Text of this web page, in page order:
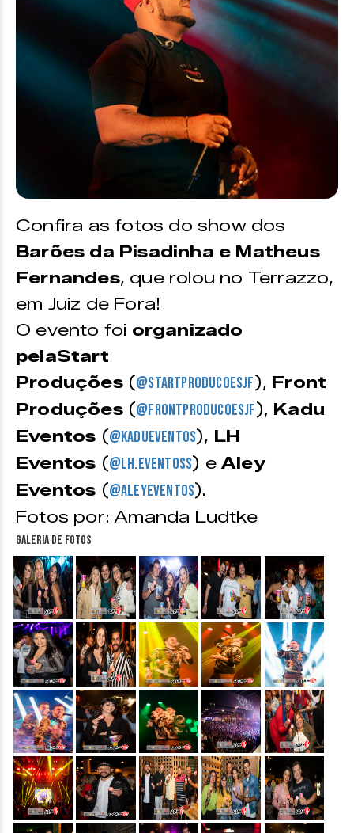
Confira as fotos do show dos
Barões da Pisadinha e Matheus
Fernandes, que rolou no Terrazzo,
em Juiz de Fora!
O evento foi organizado
pelaStart
Produções(@startproducoesjf), Front
Produções(@frontproducoesjf), Kadu
Eventos (@kadueventos), LH
Eventos (@lh.eventoss) eAley
Eventos (@aleyeventos).
Fotos por: Amanda Ludtke
Galeria de fotos